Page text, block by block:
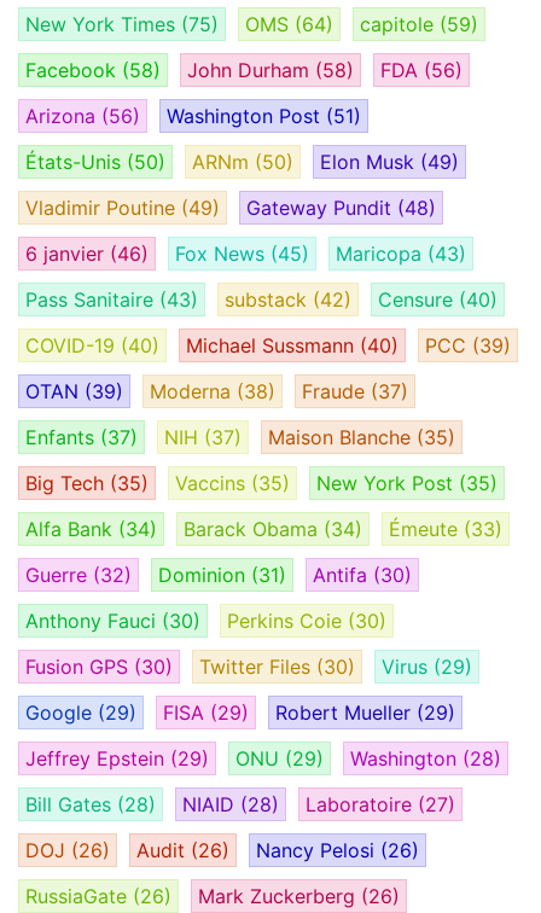
New York Times (75) OMS (64) capitole (59)
Facebook (58) John Durham (58) FDA (56)
Arizona (56) Washington Post (51)
États-Unis (50) ARNm (50) Elon Musk (49)
Vladimir Poutine (49) Gateway Pundit (48)
6 janvier (46) Fox News (45) Maricopa (43)
Pass Sanitaire (43) substack (42) Censure (40)
COVID-19 (40) Michael Sussmann (40) PCC (39)
OTAN (39) Moderna (38) Fraude (37)
Enfants (37) NIH (37) Maison Blanche (35)
Big Tech (35) Vaccins (35) New York Post (35)
Alfa Bank (34) Barack Obama (34) Émeute (33)
Guerre (32) Dominion (31) Antifa (30)
Anthony Fauci (30) Perkins Coie (30)
Fusion GPS (30) Twitter Files (30) Virus (29)
Google (29) FISA (29) Robert Mueller (29)
Jeffrey Epstein (29) ONU (29) Washington (28)
Bill Gates (28) NIAID (28) Laboratoire (27)
DOJ (26) Audit (26) Nancy Pelosi (26)
RussiaGate (26) Mark Zuckerberg (26)